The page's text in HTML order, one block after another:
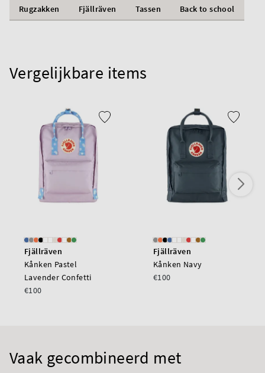
Rugzakken Fjällräven Tassen Back to school
Vergelijkbare items
Fjällräven
Kånken Pastel
Lavender Confetti
€100
Fjällräven
Kånken Navy
€100
Vaak gecombineerd met